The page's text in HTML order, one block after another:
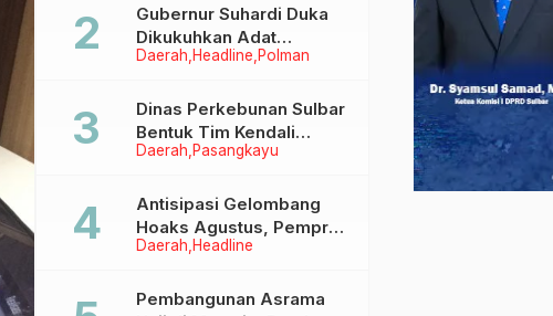
Menggapai Cita-Cita
Daerah Headline Polman
Gubernur Suhardi Duka
Dikukuhkan Adat
Balanipa, Raih Gelar Sulo
Daerah Pasangkayu
Dinas Perkebunan Sulbar
Bentuk Tim Kendali
Internal ICS untuk Dukung
di Pasangkayu
Daerah Headline
Antisipasi Gelombang
Hoaks Agustus, Pemprov
Sulbar Ajak Warga Jaga
Pembangunan Asrama